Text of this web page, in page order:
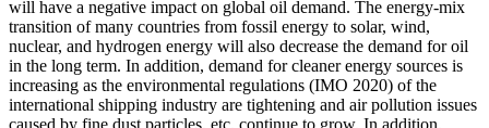
will have a negative impact on global oil demand. The energy-mix
transition of many countries from fossil energy to solar, wind,
nuclear, and hydrogen energy will also decrease the demand for oil
in the long term. In addition, demand for cleaner energy sources is
increasing as the environmental regulations (IMO 2020) of the
international shipping industry are tightening and air pollution issues